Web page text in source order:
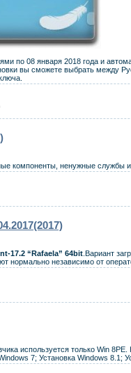
по 08 января 2018 года и
вы сможете выбрать между
компоненты, ненужные службы
17.2 “Rafaela” 64bit .Вариант
нормально независимо от
используется только Win
7; Установка Windows 8.1;